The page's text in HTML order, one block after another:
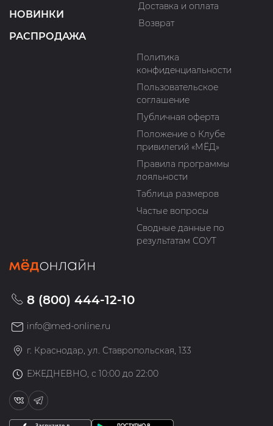
НОВИНКИ
РАСПРОДАЖА
Доставка и оплата
Возврат
Политика
конфиденциальности
Пользовательское
соглашение
Публичная оферта
Положение о Клубе
привилегий «МЁД»
Правила программы
лояльности
Таблица размеров
Частые вопросы
Сводные данные по
результатам СОУТ
8 (800) 444-12-10
info@med-online.ru
г. Краснодар, ул. Ставропольская, 133
ЕЖЕДНЕВНО, с 10:00 до 22:00